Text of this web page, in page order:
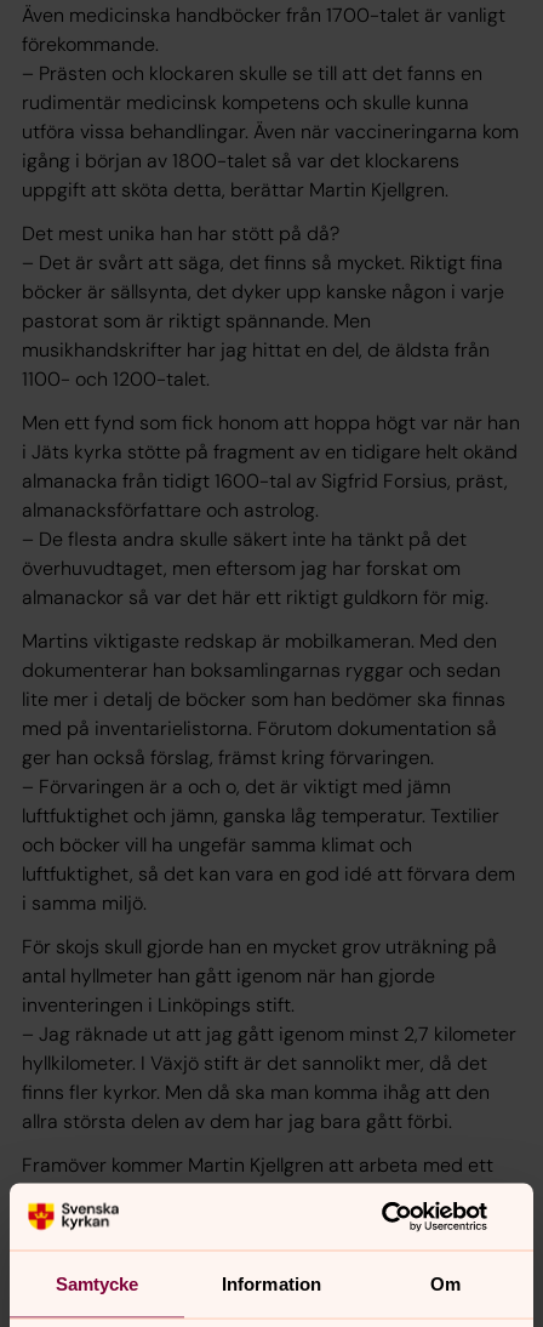
Samtycke Information Om
Även medicinska handböcker från 1700-talet är vanligt
förekommande.
– Prästen och klockaren skulle se till att det fanns en
rudimentär medicinsk kompetens och skulle kunna
utföra vissa behandlingar. Även när vaccineringarna kom
igång i början av 1800-talet så var det klockarens
uppgift att sköta detta, berättar Martin Kjellgren.
Det mest unika han har stött på då?
– Det är svårt att säga, det finns så mycket. Riktigt fina
böcker är sällsynta, det dyker upp kanske någon i varje
pastorat som är riktigt spännande. Men
musikhandskrifter har jag hittat en del, de äldsta från
1100- och 1200-talet.
Men ett fynd som fick honom att hoppa högt var när han
i Jäts kyrka stötte på fragment av en tidigare helt okänd
almanacka från tidigt 1600-tal av Sigfrid Forsius, präst,
almanacksförfattare och astrolog.
– De flesta andra skulle säkert inte ha tänkt på det
överhuvudtaget, men eftersom jag har forskat om
almanackor så var det här ett riktigt guldkorn för mig.
Martins viktigaste redskap är mobilkameran. Med den
dokumenterar han boksamlingarnas ryggar och sedan
lite mer i detalj de böcker som han bedömer ska finnas
med på inventarielistorna. Förutom dokumentation så
ger han också förslag, främst kring förvaringen.
– Förvaringen är a och o, det är viktigt med jämn
luftfuktighet och jämn, ganska låg temperatur. Textilier
och böcker vill ha ungefär samma klimat och
luftfuktighet, så det kan vara en god idé att förvara dem
i samma miljö.
För skojs skull gjorde han en mycket grov uträkning på
antal hyllmeter han gått igenom när han gjorde
inventeringen i Linköpings stift.
– Jag räknade ut att jag gått igenom minst 2,7 kilometer
hyllkilometer. I Växjö stift är det sannolikt mer, då det
finns fler kyrkor. Men då ska man komma ihåg att den
allra största delen av dem har jag bara gått förbi.
Framöver kommer Martin Kjellgren att arbeta med ett
kyrkans boksamlingar.